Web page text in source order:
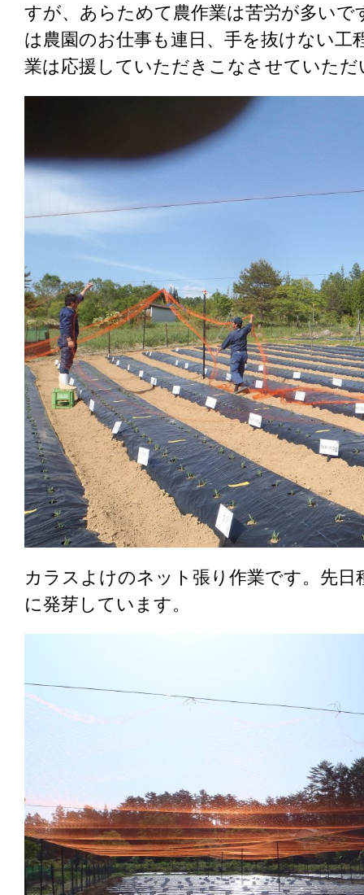
すが、あらためて農作業は苦労
は農園のお仕事も連日、手を抜けない工
業は応援していただきこなさせていた
カラスよけのネット張り作業です。先
に発芽しています。